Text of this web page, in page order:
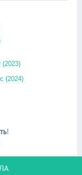
(2023)
(2024)
!